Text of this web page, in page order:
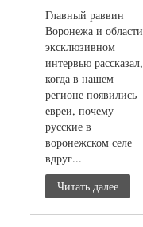
Главный раввин
Воронежа и области
эксклюзивном
интервью рассказал,
когда в нашем
регионе появились
евреи, почему
русские в
воронежском селе
вдруг...
Читать далее